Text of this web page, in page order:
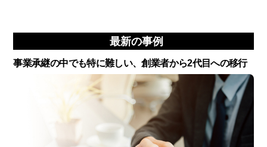
最新の事例
事業承継の中でも特に難しい、創業者から2代目への移行